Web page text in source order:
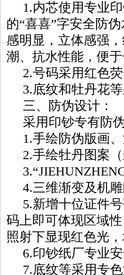
1.内芯使用专业
的“喜喜”字安全防
感明显，立体感强
潮、抗水性能，便
2.号码采用红色
3.底纹和牡丹花
三、防伪设计：
采用印钞专有防
1.手绘防伪版画
2.手绘牡丹图案（
4.三维渐变及机
5.新增十位证件
码上即可体现区域
照射下显现红色光
6.印钞纸厂专业
7.底纹等采用专色